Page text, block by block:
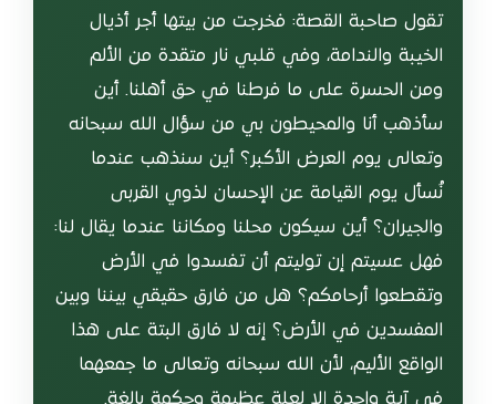
تقول صاحبة القصة: فخرجت من بيتها أجر أذيال
الخيبة والندامة، وفي قلبي نار متقدة من الألم
ومن الحسرة على ما فرطنا في حق أهلنا. أين
سأذهب أنا والمحيطون بي من سؤال الله سبحانه
وتعالى يوم العرض الأكبر؟ أين سنذهب عندما
نُسأل يوم القيامة عن الإحسان لذوي القربى
والجيران؟ أين سيكون محلنا ومكاننا عندما يقال لنا:
فهل عسيتم إن توليتم أن تفسدوا في الأرض
وتقطعوا أرحامكم؟ هل من فارق حقيقي بيننا وبين
المفسدين في الأرض؟ إنه لا فارق البتة على هذا
الواقع الأليم، لأن الله سبحانه وتعالى ما جمعهما
في آية واحدة إلا لعلة عظيمة وحكمة بالغة.